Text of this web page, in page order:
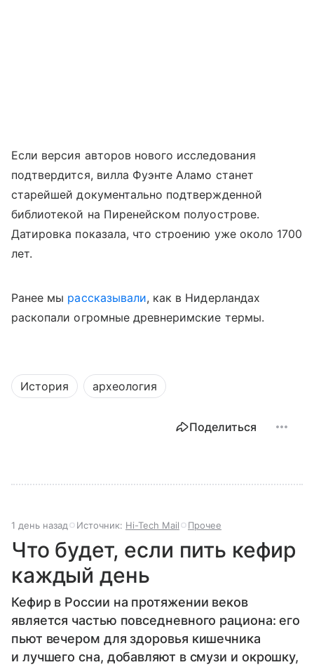
Если версия авторов нового исследования
подтвердится, вилла Фуэнте Аламо станет
старейшей документально подтвержденной
библиотекой на Пиренейском полуострове.
Датировка показала, что строению уже около 1700
лет.
Ранее мы рассказывали, как в Нидерландах
раскопали огромные древнеримские термы.
История археология
Поделиться
1 день назад Источник: Hi-Tech Mail Прочее
Что будет, если пить кефир
каждый день
Кефир в России на протяжении веков
является частью повседневного рациона: его
пьют вечером для здоровья кишечника
и лучшего сна, добавляют в смузи и окрошку,